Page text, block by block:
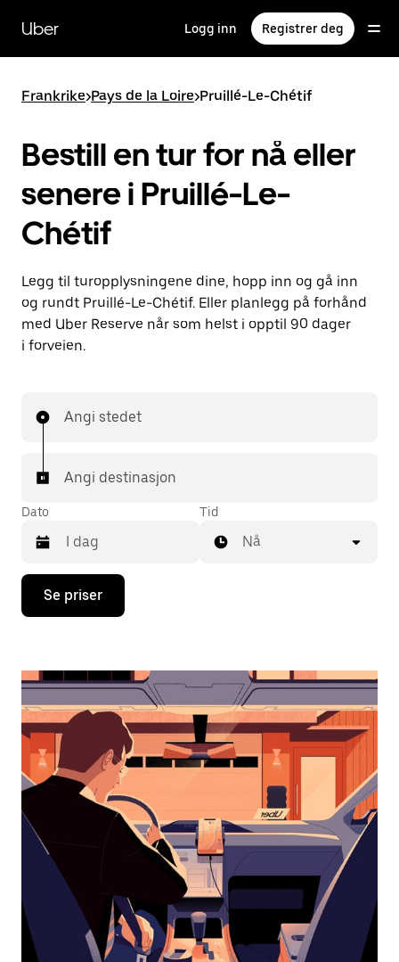
hovedinnholdet
Uber Logg inn Registrer deg
Frankrike>Pays de la Loire>Pruillé-Le-Chétif
Bestill en tur for nå eller
senere i Pruillé-Le-
Chétif
Legg til turopplysningene dine, hopp inn og gå inn
og rundt Pruillé-Le-Chétif. Eller planlegg på forhånd
med Uber Reserve når som helst i opptil 90 dager
i forveien.
Angi stedet
Angi destinasjon
Dato
Trykk
piltast
åpne
og
velge
dato.
Trykk
på
Esc-
knappen
kalenderen.
Tid
Nå
Se priser